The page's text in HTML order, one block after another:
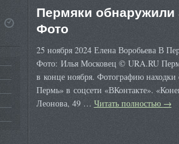
Пермяки
Фото
25 ноября 2024 Елена Воробьева В
Фото: Илья Московец © URA.RU
в конце ноября. Фотографию
Пермь» в соцсети «ВКонтакте».
Леонова, 49 … Читать полностью →